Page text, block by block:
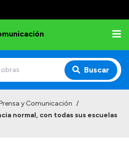
Buscar
y Comunicación /
normal, con todas sus escuelas